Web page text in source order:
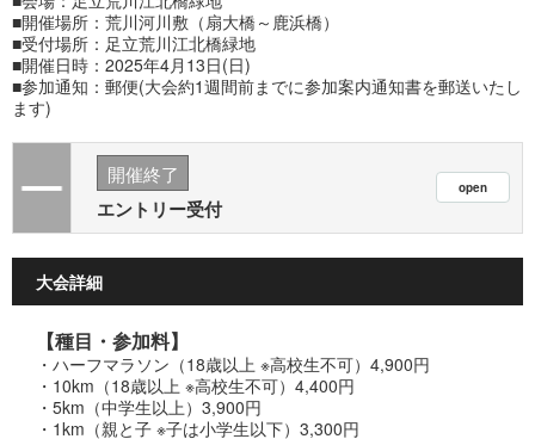
■開催場所：荒川河川敷（扇大橋～鹿浜橋）
■受付場所：足立荒川江北橋緑地
■開催日時：2025年4月13日(日)
■参加通知：郵便(大会約1週間前までに参加案内通知書を郵送いたし
ます)
開催終了
エントリー受付
大会詳細
【種目・参加料】
・ハーフマラソン（18歳以上 ※高校生不可）4,900円
・10km（18歳以上 ※高校生不可）4,400円
・5km（中学生以上）3,900円
・1km（親と子 ※子は小学生以下）3,300円